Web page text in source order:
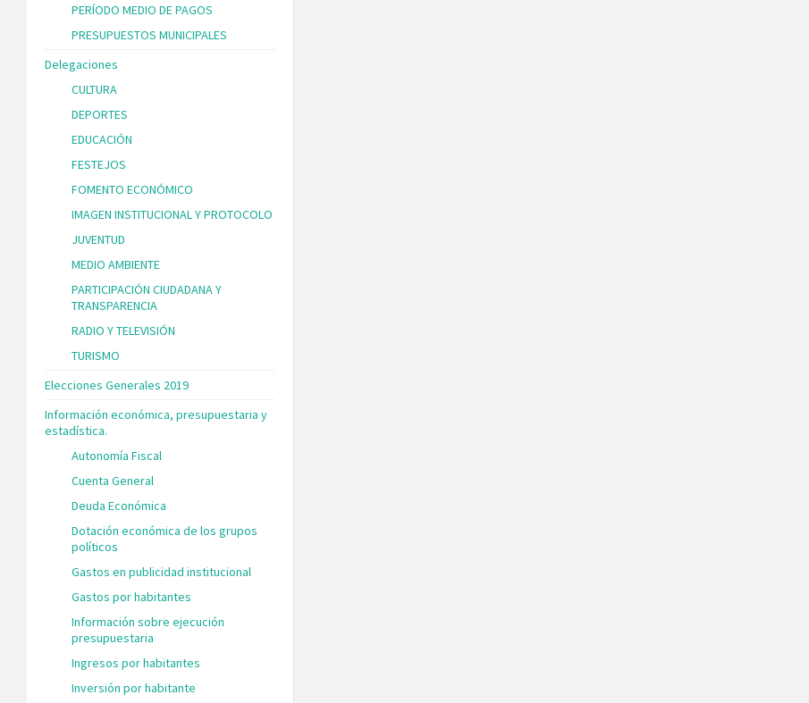
PERÍODO MEDIO DE PAGOS
PRESUPUESTOS MUNICIPALES
Delegaciones
CULTURA
DEPORTES
EDUCACIÓN
FESTEJOS
FOMENTO ECONÓMICO
IMAGEN INSTITUCIONAL Y PROTOCOLO
JUVENTUD
MEDIO AMBIENTE
PARTICIPACIÓN CIUDADANA Y
TRANSPARENCIA
RADIO Y TELEVISIÓN
TURISMO
Elecciones Generales 2019
Información económica, presupuestaria y
estadística.
Autonomía Fiscal
Cuenta General
Deuda Económica
Dotación económica de los grupos
políticos
Gastos en publicidad institucional
Gastos por habitantes
Información sobre ejecución
presupuestaria
Ingresos por habitantes
Inversión por habitante